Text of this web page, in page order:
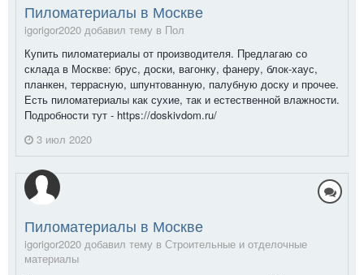
Пиломатериалы в Москве
igorigor2020 добавил тему в Пол
Купить пиломатериалы от производителя. Предлагаю со
склада в Москве: брус, доски, вагонку, фанеру, блок-хаус,
планкен, террасную, шпунтованную, палубную доску и прочее.
Есть пиломатериалы как сухие, так и естественной влажности.
Подробности тут - https://doskivdom.ru/
3 июл 2020
Пиломатериалы в Москве
igorigor2020 добавил тему в Строительные и отделочные
материалы